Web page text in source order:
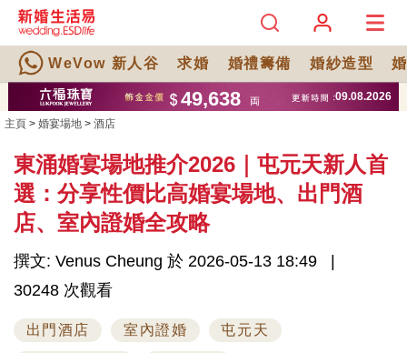
WeVow 新人谷 求婚 婚禮籌備 婚紗造型
主頁 > 婚宴場地 > 酒店
東涌婚宴場地推介2026｜屯元天新人首
選：分享性價比高婚宴場地、出門酒
店、室內證婚全攻略
撰文: Venus Cheung 於 2026-05-13 18:49
30248 次觀看
出門酒店 室內證婚
屯元天